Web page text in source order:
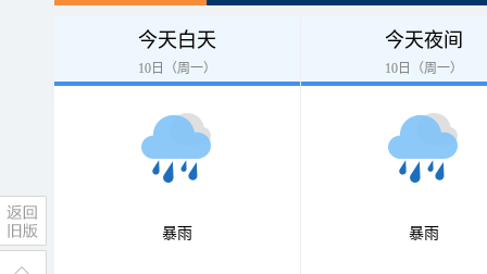
今天白天
10日（周一）
暴雨
今天夜间
10日（周一）
暴雨